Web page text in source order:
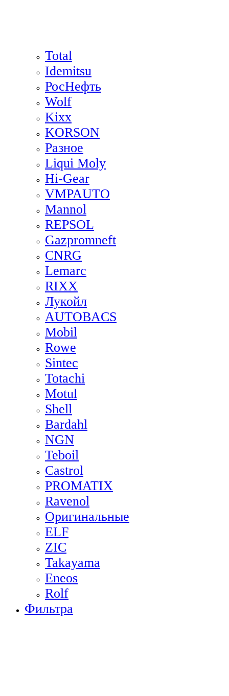
Total
Idemitsu
РосНефть
Wolf
Kixx
KORSON
Разное
Liqui Moly
Hi-Gear
VMPAUTO
Mannol
REPSOL
Gazpromneft
CNRG
Lemarc
RIXX
Лукойл
AUTOBACS
Mobil
Rowe
Sintec
Totachi
Motul
Shell
Bardahl
NGN
Teboil
Castrol
PROMATIX
Ravenol
Оригинальные
ELF
ZIC
Takayama
Eneos
Rolf
Фильтра